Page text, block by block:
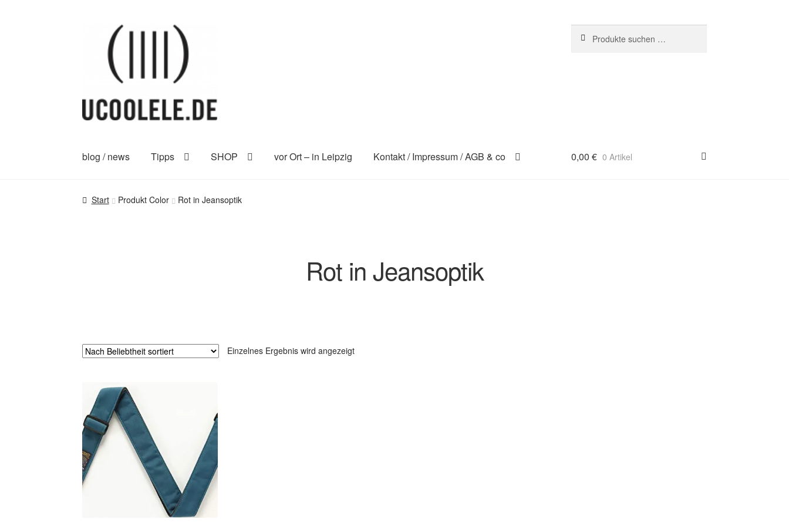
Navigation
springen
springen
nach:
blog / news Tipps SHOP vor Ort – in Leipzig Kontakt / Impressum / AGB & co 0,00 € 0 Artikel
Start Produkt Color Rot in Jeansoptik
Rot in Jeansoptik
Einzelnes Ergebnis wird angezeigt